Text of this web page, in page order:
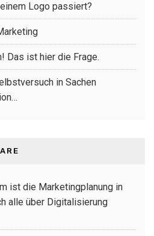
Logo passiert?
Das ist hier die Frage.
in Sachen
ist die Marketingplanung in
alle über Digitalisierung